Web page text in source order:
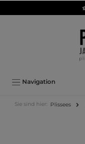
Navigation
Sie sind hier: Plissees